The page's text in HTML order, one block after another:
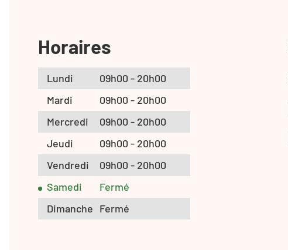
Horaires
Lundi
09h00 - 20h00
Mardi
09h00 - 20h00
Mercredi
09h00 - 20h00
Jeudi
09h00 - 20h00
Vendredi
09h00 - 20h00
Samedi
Fermé
Dimanche Fermé